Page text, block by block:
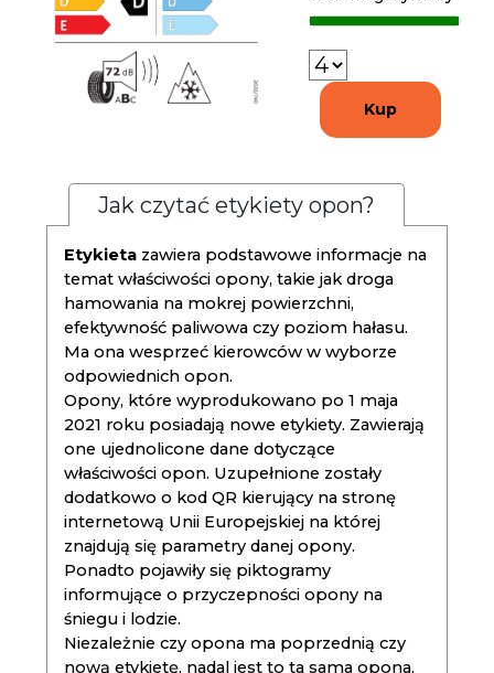
Kup
Jak czytać etykiety opon?
Etykieta zawiera podstawowe informacje na
temat właściwości opony, takie jak droga
hamowania na mokrej powierzchni,
efektywność paliwowa czy poziom hałasu.
Ma ona wesprzeć kierowców w wyborze
odpowiednich opon.
Opony, które wyprodukowano po 1 maja
2021 roku posiadają nowe etykiety. Zawierają
one ujednolicone dane dotyczące
właściwości opon. Uzupełnione zostały
dodatkowo o kod QR kierujący na stronę
internetową Unii Europejskiej na której
znajdują się parametry danej opony.
Ponadto pojawiły się piktogramy
informujące o przyczepności opony na
śniegu i lodzie.
Niezależnie czy opona ma poprzednią czy
nową etykietę, nadal jest to ta sama opona.